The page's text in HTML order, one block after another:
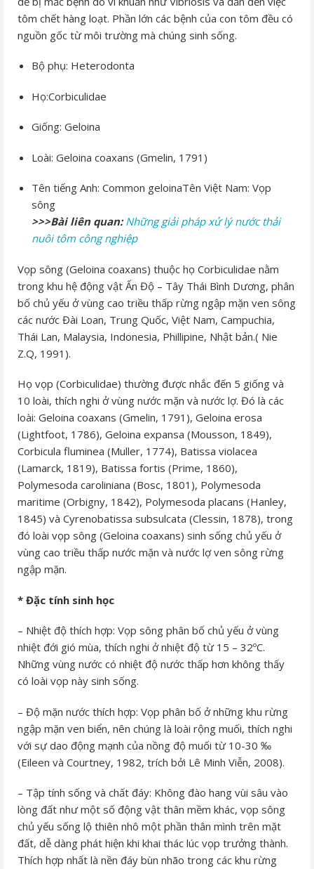
tôm chết hàng loạt. Phần lớn các bệnh của con tôm đều có
nguồn gốc từ môi trường mà chúng sinh sống.
Bộ phụ: Heterodonta
Họ:Corbiculidae
Giống: Geloina
Loài: Geloina coaxans (Gmelin, 1791)
Tên tiếng Anh: Common geloinaTên Việt Nam: Vọp
sông
>>>Bài liên quan:Những giải pháp xử lý nước thải
nuôi tôm công nghiệp
Vọp sông (Geloina coaxans) thuộc họ Corbiculidae nằm
trong khu hệ động vật Ấn Độ – Tây Thái Bình Dương, phân
bố chủ yếu ở vùng cao triều thấp rừng ngập mặn ven sông
các nước Đài Loan, Trung Quốc, Việt Nam, Campuchia,
Thái Lan, Malaysia, Indonesia, Phillipine, Nhật bản.( Nie
Z.Q, 1991).
Họ vọp (Corbiculidae) thường được nhắc đến 5 giống và
10 loài, thích nghi ở vùng nước mặn và nước lợ. Đó là các
loài: Geloina coaxans (Gmelin, 1791), Geloina erosa
(Lightfoot, 1786), Geloina expansa (Mousson, 1849),
Corbicula fluminea (Muller, 1774), Batissa violacea
(Lamarck, 1819), Batissa fortis (Prime, 1860),
Polymesoda caroliniana (Bosc, 1801), Polymesoda
maritime (Orbigny, 1842), Polymesoda placans (Hanley,
1845) và Cyrenobatissa subsulcata (Clessin, 1878), trong
đó loài vọp sông (Geloina coaxans) sinh sống chủ yếu ở
vùng cao triều thấp nước mặn và nước lợ ven sông rừng
ngập mặn.
* Đặc tính sinh học
– Nhiệt độ thích hợp: Vọp sông phân bố chủ yếu ở vùng
nhiệt đới gió mùa, thích nghi ở nhiệt độ từ 15 – 32ºC.
Những vùng nước có nhiệt độ nước thấp hơn không thấy
có loài vọp này sinh sống.
– Độ mặn nước thích hợp: Vọp phân bố ở những khu rừng
ngập mặn ven biển, nên chúng là loài rộng muối, thích nghi
với sự dao động mạnh của nồng độ muối từ 10-30 ‰
(Eileen và Courtney, 1982, trích bởi Lê Minh Viễn, 2008).
– Tập tính sống và chất đáy: Không đào hang vùi sâu vào
lòng đất như một số động vật thân mềm khác, vọp sông
chủ yếu sống lộ thiên nhô một phần thân mình trên mặt
đất, dễ dàng phát hiện khi khai thác lúc vọp trưởng thành.
Thích hợp nhất là nền đáy bùn nhão trong các khu rừng